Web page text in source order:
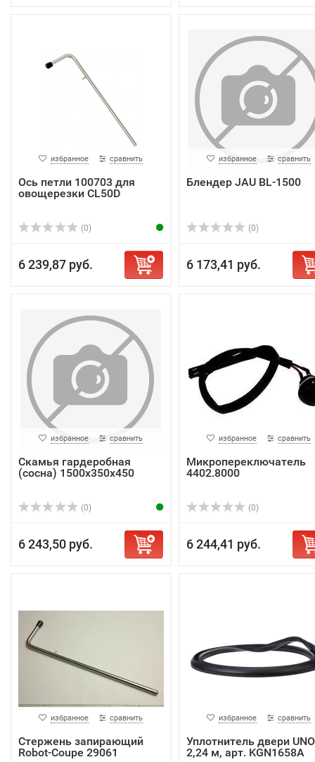
избранное сравнить
Ось петли 100703 для
овощерезки CL50D
(0)
6 239,87 руб.
избранное сравнить
Блендер JAU BL-1500
(0)
6 173,41 руб.
избранное сравнить
Скамья гардеробная
(сосна) 1500х350х450
(0)
6 243,50 руб.
избранное сравнить
Микропереключатель
4402.8000
(0)
6 244,41 руб.
избранное сравнить
Стержень запирающий
Robot-Coupe 29061
избранное сравнить
Уплотнитель двери
2,24 м, арт. KGN1658A